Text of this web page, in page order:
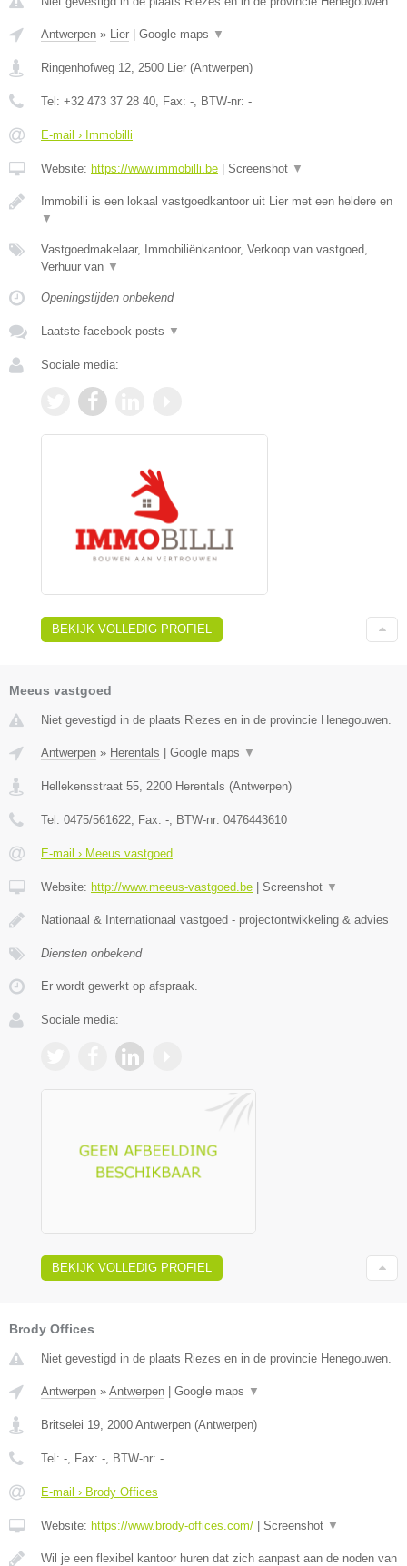
Antwerpen » Lier Google maps ▼
Ringenhofweg 12, 2500 Lier (Antwerpen)
Tel: +32 473 37 28 40, Fax: -, BTW-nr: -
E-mail › Immobilli
Website: https://www.immobilli.be Screenshot ▼
Immobilli is een lokaal vastgoedkantoor uit Lier met een heldere en
▼
Vastgoedmakelaar, Immobiliënkantoor, Verkoop van vastgoed,
Verhuur van ▼
Openingstijden onbekend
Laatste facebook posts ▼
Sociale media:
BEKIJK VOLLEDIG PROFIEL
Meeus vastgoed
Niet gevestigd in de plaats Riezes en in de provincie Henegouwen.
Antwerpen » Herentals Google maps ▼
Hellekensstraat 55, 2200 Herentals (Antwerpen)
Tel: 0475/561622, Fax: -, BTW-nr: 0476443610
E-mail › Meeus vastgoed
Website: http://www.meeus-vastgoed.be Screenshot ▼
Nationaal & Internationaal vastgoed - projectontwikkeling & advies
Diensten onbekend
Er wordt gewerkt op afspraak.
Sociale media:
BEKIJK VOLLEDIG PROFIEL
Brody Offices
Niet gevestigd in de plaats Riezes en in de provincie Henegouwen.
Antwerpen » Antwerpen | Google maps ▼
Britselei 19 2000 Antwerpen (Antwerpen)
Tel: - , Fax: - , BTW-nr: -
E-mail › Brody Offices
Website: https://www.brody-offices.com/ | Screenshot ▼
Wil je een flexibel kantoor huren dat zich aanpast aan de noden van